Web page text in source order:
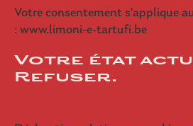
Votre consentement s'applique
: www.limoni-e-tartufi.be
Votre état
Refuser.